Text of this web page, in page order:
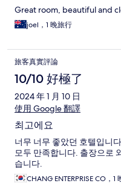
Great room, beautiful and
joel，1 晚旅行
旅客真實評論
10/10 好極了
2024 年 1 月 10 日
使用 Google 翻譯
최고에요
너무 너무 좋았던 호텔입니
모두 만족합니다. 출장으로
습니다.
CHANG ENTERPRISE CO，1